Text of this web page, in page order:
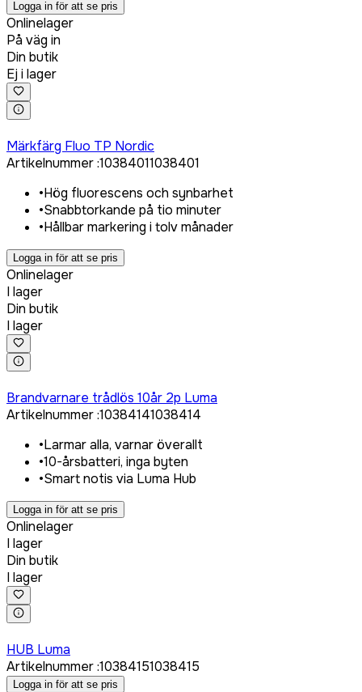
Logga in för att se pris
Onlinelager
På väg in
Din butik
Ej i lager
Märkfärg Fluo TP Nordic
Artikelnummer:10384011038401
•Hög fluorescens och synbarhet
•Snabbtorkande på tio minuter
•Hållbar markering i tolv månader
Logga in för att se pris
Onlinelager
I lager
Din butik
I lager
Brandvarnare trådlös 10år 2p Luma
Artikelnummer:10384141038414
•Larmar alla, varnar överallt
•10-årsbatteri, inga byten
•Smart notis via Luma Hub
Logga in för att se pris
Onlinelager
I lager
Din butik
I lager
HUB Luma
Artikelnummer:10384151038415
Logga in för att se pris